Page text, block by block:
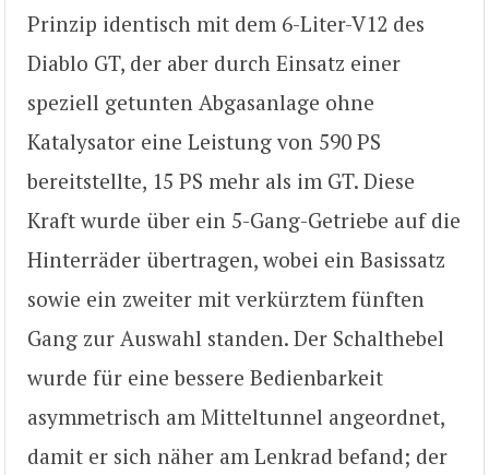
Prinzip identisch mit dem 6-Liter-V12 des
Diablo GT, der aber durch Einsatz einer
speziell getunten Abgasanlage ohne
Katalysator eine Leistung von 590 PS
bereitstellte, 15 PS mehr als im GT. Diese
Kraft wurde über ein 5-Gang-Getriebe auf die
Hinterräder übertragen, wobei ein Basissatz
sowie ein zweiter mit verkürztem fünften
Gang zur Auswahl standen. Der Schalthebel
wurde für eine bessere Bedienbarkeit
asymmetrisch am Mitteltunnel angeordnet,
damit er sich näher am Lenkrad befand; der